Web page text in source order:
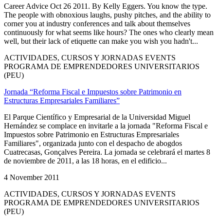
Career Advice Oct 26 2011. By Kelly Eggers. You know the type.
The people with obnoxious laughs, pushy pitches, and the ability to
corner you at industry conferences and talk about themselves
continuously for what seems like hours? The ones who clearly mean
well, but their lack of etiquette can make you wish you hadn't...
ACTIVIDADES, CURSOS Y JORNADAS EVENTS
PROGRAMA DE EMPRENDEDORES UNIVERSITARIOS
(PEU)
Jornada “Reforma Fiscal e Impuestos sobre Patrimonio en
Estructuras Empresariales Familiares”
El Parque Científico y Empresarial de la Universidad Miguel
Hernández se complace en invitarle a la jornada "Reforma Fiscal e
Impuestos sobre Patrimonio en Estructuras Empresariales
Familiares", organizada junto con el despacho de abogdos
Cuatrecasas, Gonçalves Pereira. La jornada se celebrará el martes 8
de noviembre de 2011, a las 18 horas, en el edificio...
4 November 2011
ACTIVIDADES, CURSOS Y JORNADAS EVENTS
PROGRAMA DE EMPRENDEDORES UNIVERSITARIOS
(PEU)